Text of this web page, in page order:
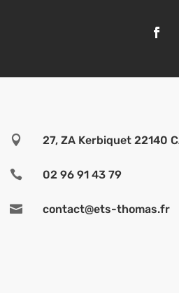
 27, ZA Kerbiquet 22140
 02 96 91 43 79
 contact@ets-thomas.fr